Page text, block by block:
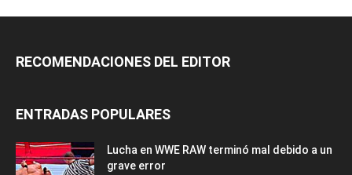
RECOMENDACIONES DEL EDITOR
ENTRADAS POPULARES
Lucha en WWE RAW terminó mal debido a un
grave error